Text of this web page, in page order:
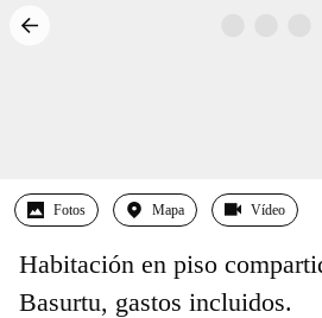
Fotos Mapa Vídeo
Habitación en piso
Basurtu, gastos incluidos.